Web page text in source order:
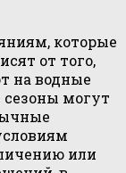
которые
от того,
на водные
могут
или